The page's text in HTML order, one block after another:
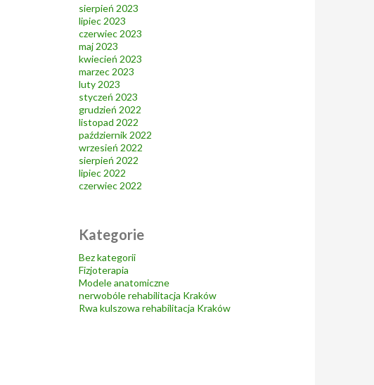
sierpień 2023
lipiec 2023
czerwiec 2023
maj 2023
kwiecień 2023
marzec 2023
luty 2023
styczeń 2023
grudzień 2022
listopad 2022
październik 2022
wrzesień 2022
sierpień 2022
lipiec 2022
czerwiec 2022
Kategorie
Bez kategorii
Fizjoterapia
Modele anatomiczne
nerwobóle rehabilitacja Kraków
Rwa kulszowa rehabilitacja Kraków